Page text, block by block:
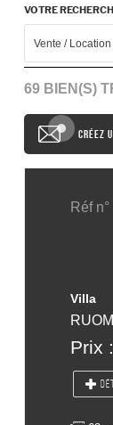
VOTRE
Vente / Location
69BIEN(S)
CRÉEZ
Réf
Villa
Prix